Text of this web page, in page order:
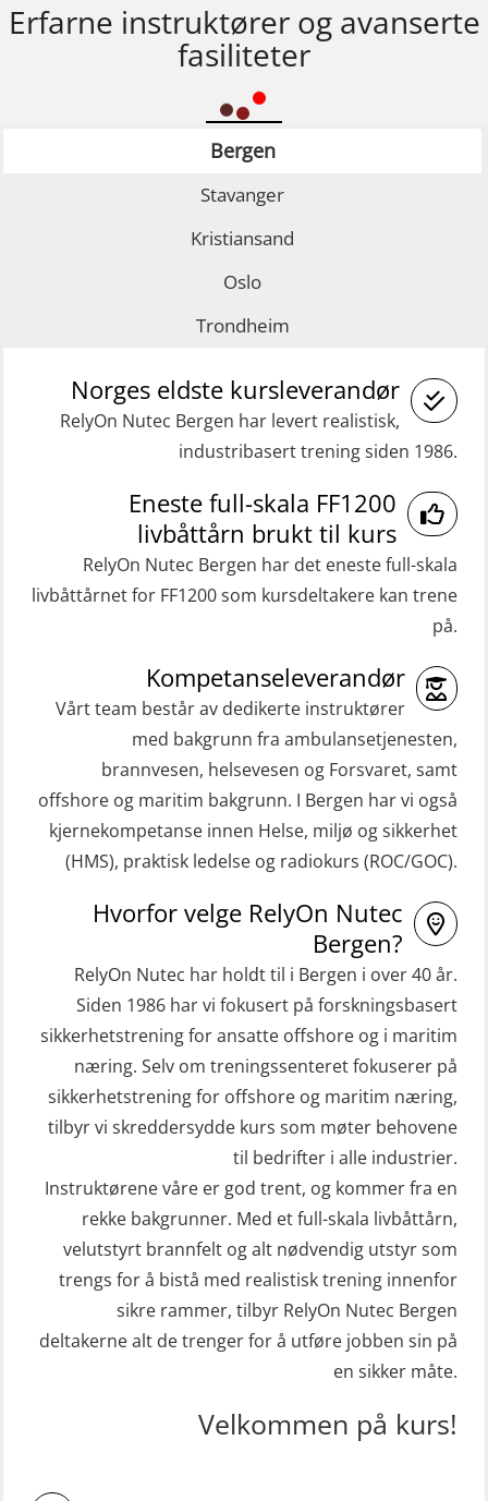
Erfarne instruktører og avanserte
fasiliteter
Bergen
Stavanger
Kristiansand
Oslo
Trondheim
Norges eldste kursleverandør
RelyOn Nutec Bergen har levert realistisk,
industribasert trening siden 1986.
Eneste full-skala FF1200
livbåttårn brukt til kurs
RelyOn Nutec Bergen har det eneste full-skala
livbåttårnet for FF1200 som kursdeltakere kan trene
på.
Kompetanseleverandør
Vårt team består av dedikerte instruktører
med bakgrunn fra ambulansetjenesten,
brannvesen, helsevesen og Forsvaret, samt
offshore og maritim bakgrunn. I Bergen har vi også
kjernekompetanse innen Helse, miljø og sikkerhet
(HMS), praktisk ledelse og radiokurs (ROC/GOC).
Hvorfor velge RelyOn Nutec
Bergen?
RelyOn Nutec har holdt til i Bergen i over 40 år.
Siden 1986 har vi fokusert på forskningsbasert
sikkerhetstrening for ansatte offshore og i maritim
næring. Selv om treningssenteret fokuserer på
sikkerhetstrening for offshore og maritim næring,
tilbyr vi skreddersydde kurs som møter behovene
til bedrifter i alle industrier.
Instruktørene våre er god trent, og kommer fra en
rekke bakgrunner. Med et full-skala livbåttårn,
velutstyrt brannfelt og alt nødvendig utstyr som
trengs for å bistå med realistisk trening innenfor
sikre rammer, tilbyr RelyOn Nutec Bergen
deltakerne alt de trenger for å utføre jobben sin på
en sikker måte.
Velkommen på kurs!